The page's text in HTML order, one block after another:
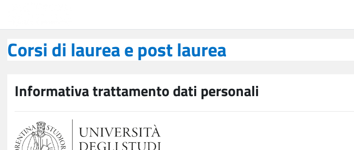
Corsi di laurea e post laurea
Informativa trattamento dati personali